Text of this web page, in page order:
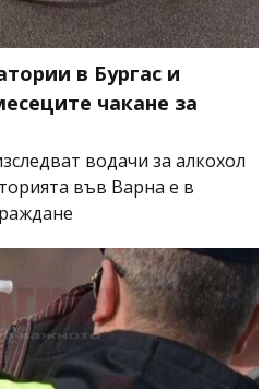
в Бургас и
чакане за
водачи за алкохол
във Варна е в